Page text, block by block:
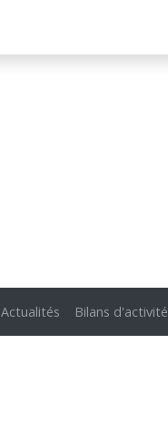
Actualités Bilans d'activité